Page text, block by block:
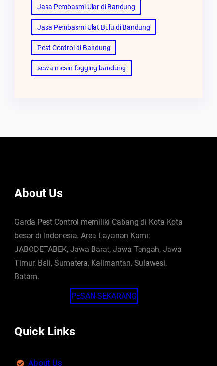
Jasa Pembasmi Ular di Bandung
Jasa Pembasmi Ulat Bulu di Bandung
Pest Control di Bandung
sewa mesin fogging bandung
About Us
Garda Pest Control memiliki Cabang di Kota Kota
besar di Indonesia. Area Layanan Kami:
JABODETABEK, Jawa Barat, Jawa Tengah, Jawa
Timur, Bali, Sumatera, Kalimantan, Sulawesi,
Batam.
PESAN SEKARANG
Quick Links
About Us